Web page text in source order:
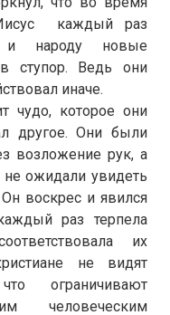
каждый раз
и народу новые
ступор. Ведь они
иначе.
чудо, которое они
другое. Они были
возложение рук, а
ожидали увидеть
воскрес и явился
раз терпела
их
не видят
ограничивают
человеческим